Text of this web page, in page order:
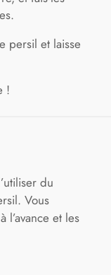
persil et laisse
!
du
Vous
l’avance et les